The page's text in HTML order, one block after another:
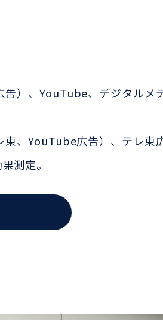
）、YouTube、デジタルメ
、YouTube広告）、テレ
測定。